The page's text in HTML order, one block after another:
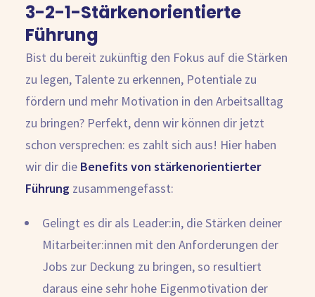
3-2-1-Stärkenorientierte
Führung
Bist du bereit zukünftig den Fokus auf die Stärken
zu legen, Talente zu erkennen, Potentiale zu
fördern und mehr Motivation in den Arbeitsalltag
zu bringen? Perfekt, denn wir können dir jetzt
schon versprechen: es zahlt sich aus! Hier haben
wir dir die Benefits von stärkenorientierter
Führung zusammengefasst:
Gelingt es dir als Leader:in, die Stärken deiner
Mitarbeiter:innen mit den Anforderungen der
Jobs zur Deckung zu bringen, so resultiert
daraus eine sehr hohe Eigenmotivation der